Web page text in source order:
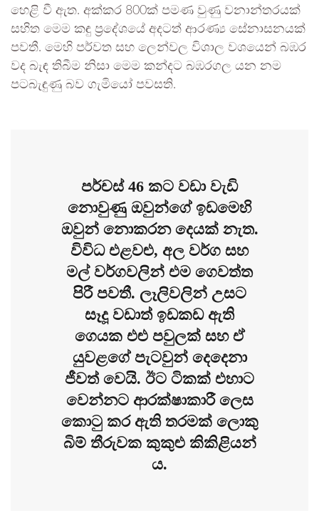
හෙළි වී ඇත. අක්කර 800ක් පමණ වුණු වනාන්තරයක්
සහිත මෙම කඳු ප්‍රදේශයේ අදටත් ආරණ්‍ය සේනාසනයක්
පවතී. මෙහි පර්වත සහ ලෙන්වල විශාල වශයෙන් බඹර
වද බැඳ තිබීම නිසා මෙම කන්දට බඹරගල යන නම
පටබැඳුණු බව ගැමියෝ පවසති.
පර්චස් 46 කට වඩා වැඩි
නොවුණු ඔවුන්ගේ ඉඩමෙහි
ඔවුන් නොකරන දෙයක් නැත.
විවිධ එළවළු, අල වර්ග සහ
මල් වර්ගවලින් එම ගෙවත්ත
පිරී පවතී. ලෑලිවලින් උසට
සෑදූ වඩාත් ඉඩකඩ ඇති
ගෙයක එළු පවුලක් සහ ඒ
යුවළගේ පැටවුන් දෙදෙනා
ජීවත් වෙයි. ඊට ටිකක් එහාට
වෙන්නට ආරක්ෂාකාරී ලෙස
කොටු කර ඇති තරමක් ලොකු
බිම් තීරුවක කුකුළු කිකිළියන්
ය.